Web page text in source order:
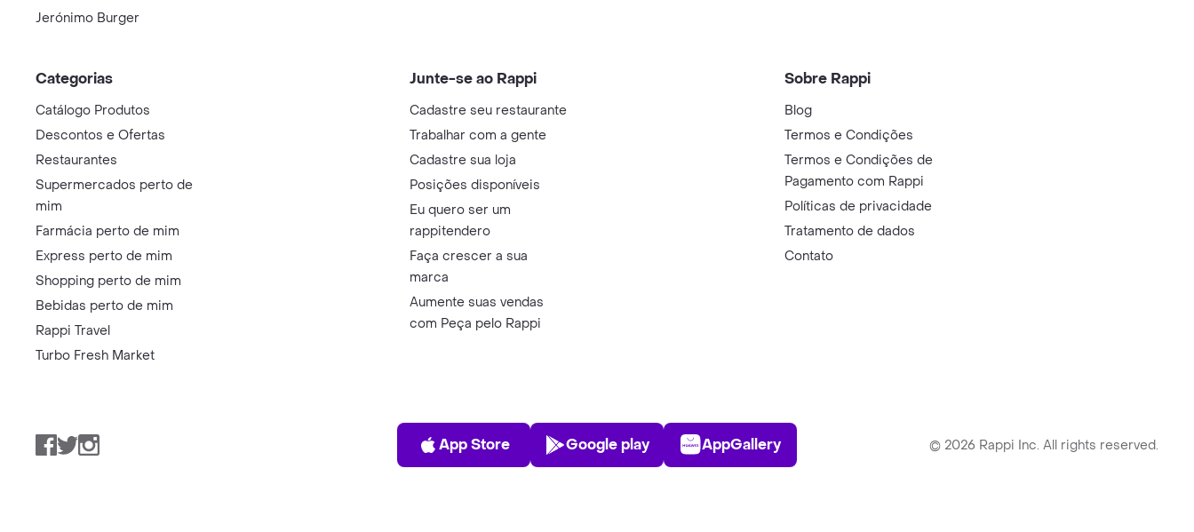
Jerónimo Burger
Categorias
Catálogo Produtos
Descontos e Ofertas
Restaurantes
Supermercados perto de
mim
Farmácia perto de mim
Express perto de mim
Shopping perto de mim
Bebidas perto de mim
Rappi Travel
Turbo Fresh Market
Junte-se ao Rappi
Cadastre seu restaurante
Trabalhar com a gente
Cadastre sua loja
Posições disponíveis
Eu quero ser um
rappitendero
Faça crescer a sua
marca
Aumente suas vendas
com Peça pelo Rappi
Sobre Rappi
Blog
Termos e Condições
Termos e Condições de
Pagamento com Rappi
Políticas de privacidade
Tratamento de dados
Contato
Facebook
TwitterInstagram
App Store
App Store
Play Store
Google play
AppGallery
AppGallery © 2026 Rappi Inc. All rights reserved.